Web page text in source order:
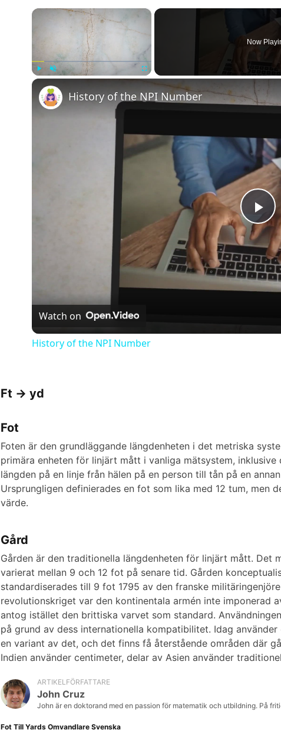
×
Now
P
l
a
y
e
History of the NPI Number
Watch on
History of the NPI Number
Ft -> yd
Fot
Foten är den grundläggande längdenheten i det metriska
primära enheten för linjärt mått i vanliga mätsystem,
längden på en linje från hälen på en person till tån på en
Ursprungligen definierades en fot som lika med 12 tum, men
värde.
Gård
Gården är den traditionella längdenheten för linjärt mått. Det
varierat mellan 9 och 12 fot på senare tid. Gården
standardiserades till 9 fot 1795 av den franske
revolutionskriget var den kontinentala armén inte
antog istället den brittiska varvet som standard.
på grund av dess internationella kompatibilitet. Idag
en variant av det, och det finns få återstående områden där
Indien använder centimeter, delar av Asien använder
ARTIKELFÖRFATTARE
John Cruz
John är en doktorand med en passion för matematik och utbildning. På
Fot Till Yards Omvandlare Svenska